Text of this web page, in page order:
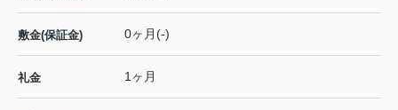
敷金(保証金) 0ヶ月(-)
礼金 1ヶ月